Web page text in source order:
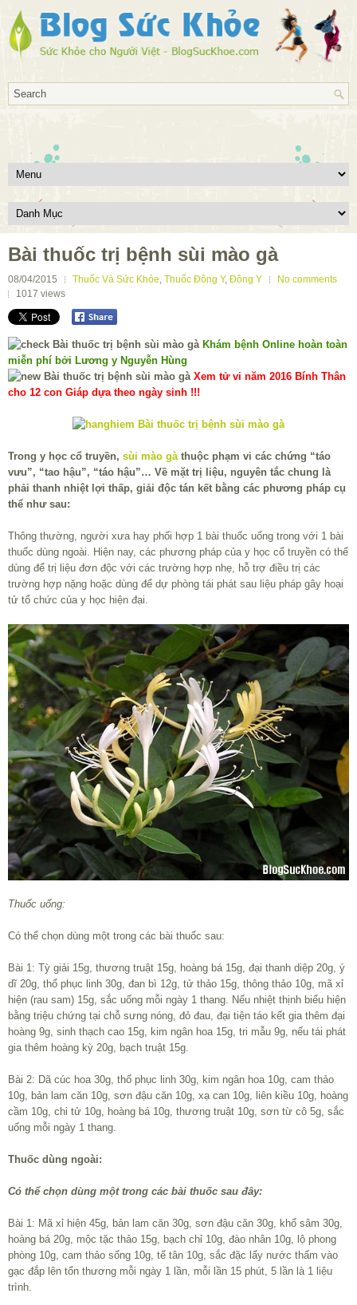
Bài thuốc trị bệnh sùi mào gà
08/04/2015 Thuốc Và Sức Khỏe, Thuốc Đông Y, Đông Y
No comments
1017 views
Khám bệnh Online hoàn toàn
miễn phí bởi Lương y Nguyễn Hùng
Xem tử vi năm 2016 Bính Thân
cho 12 con Giáp dựa theo ngày sinh !!!
Trong y học cổ truyền, sùi mào gàthuộc phạm vi các chứng “táo
vưu”, “tao hậu”, “táo hậu”… Về mặt trị liệu, nguyên tắc chung là
phải thanh nhiệt lợi thấp, giải độc tán kết bằng các phương pháp cụ
thể như sau:
Thông thường, người xưa hay phối hợp 1 bài thuốc uống trong với 1 bài
thuốc dùng ngoài. Hiện nay, các phương pháp của y học cổ truyền có thể
dùng để trị liệu đơn độc với các trường hợp nhẹ, hỗ trợ điều trị các
trường hợp nặng hoặc dùng để dự phòng tái phát sau liệu pháp gây hoại
tử tổ chức của y học hiện đại.
Thuốc uống:
Có thể chọn dùng một trong các bài thuốc sau:
Bài 1: Tỳ giải 15g, thương truật 15g, hoàng bá 15g, đại thanh diệp 20g, ý
dĩ 20g, thổ phục linh 30g, đan bì 12g, tử thảo 15g, thông thảo 10g, mã xỉ
hiện (rau sam) 15g, sắc uống mỗi ngày 1 thang. Nếu nhiệt thịnh biểu hiện
bằng triệu chứng tại chỗ sưng nóng, đỏ đau, đại tiện táo kết gia thêm đại
hoàng 9g, sinh thạch cao 15g, kim ngân hoa 15g, tri mẫu 9g, nếu tái phát
gia thêm hoàng kỳ 20g, bạch truật 15g.
Bài 2: Dã cúc hoa 30g, thổ phục linh 30g, kim ngân hoa 10g, cam thảo
10g, bản lam căn 10g, sơn đậu căn 10g, xạ can 10g, liên kiều 10g, hoàng
cầm 10g, chi tử 10g, hoàng bá 10g, thương truật 10g, sơn từ cô 5g, sắc
uống mỗi ngày 1 thang.
Thuốc dùng ngoài:
Có thể chọn dùng một trong các bài thuốc sau đây:
Bài 1: Mã xỉ hiện 45g, bản lam căn 30g, sơn đậu căn 30g, khổ sâm 30g,
hoàng bá 20g, mộc tặc thảo 15g, bạch chỉ 10g, đào nhân 10g, lộ phong
phòng 10g, cam thảo sống 10g, tế tân 10g, sắc đặc lấy nước thấm vào
gạc đắp lên tổn thương mỗi ngày 1 lần, mỗi lần 15 phút, 5 lần là 1 liệu
trình.